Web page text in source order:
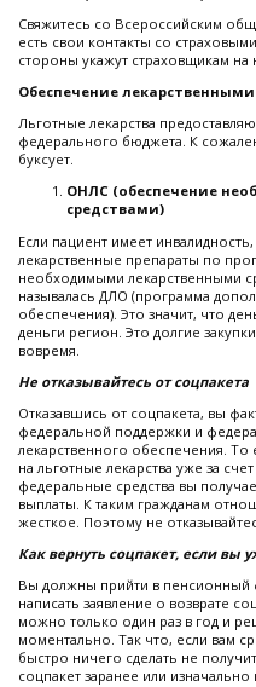
Свяжитесь со Всероссийским
есть свои контакты со
стороны укажут страховщикам на
Обеспечение
Льготные лекарства
федерального бюджета. К
буксует.
ОНЛС (обеспечение
средствами)
Если пациент имеет
лекарственные препараты по
необходимыми лекарственными
называлась ДЛО (программа
обеспечения). Это значит, что
деньги регион. Это долгие
вовремя.
Не отказывайтесь от соцпакета
Отказавшись от соцпакета, вы
федеральной поддержки и
лекарственного обеспечения. То
на льготные лекарства уже за
федеральные средства вы
выплаты. К таким гражданам
жесткое. Поэтому не
Как вернуть соцпакет, если вы
Вы должны прийти в пенсионный
написать заявление о возврате
можно только один раз в год и
моментально. Так что, если вам
быстро ничего сделать не
соцпакет заранее или изначально